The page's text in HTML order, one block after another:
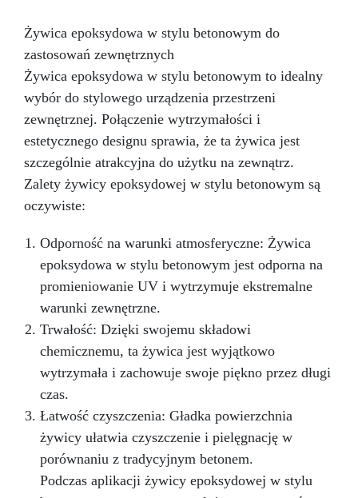
Żywica epoksydowa w stylu betonowym do
zastosowań zewnętrznych
Żywica epoksydowa w stylu betonowym to idealny
wybór do stylowego urządzenia przestrzeni
zewnętrznej. Połączenie wytrzymałości i
estetycznego designu sprawia, że ta żywica jest
szczególnie atrakcyjna do użytku na zewnątrz.
Zalety żywicy epoksydowej w stylu betonowym są
oczywiste:
Odporność na warunki atmosferyczne: Żywica
epoksydowa w stylu betonowym jest odporna na
promieniowanie UV i wytrzymuje ekstremalne
warunki zewnętrzne.
Trwałość: Dzięki swojemu składowi
chemicznemu, ta żywica jest wyjątkowo
wytrzymała i zachowuje swoje piękno przez długi
czas.
Łatwość czyszczenia: Gładka powierzchnia
żywicy ułatwia czyszczenie i pielęgnację w
porównaniu z tradycyjnym betonem.
Podczas aplikacji żywicy epoksydowej w stylu